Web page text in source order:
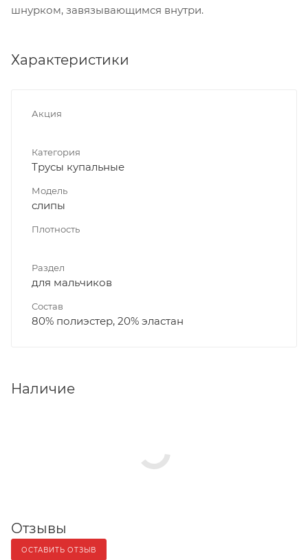
шнурком, завязывающимся внутри.
Характеристики
Акция
Категория
Трусы купальные
Модель
слипы
Плотность
Раздел
для мальчиков
Состав
80% полиэстер, 20% эластан
Наличие
Отзывы
ОСТАВИТЬ ОТЗЫВ